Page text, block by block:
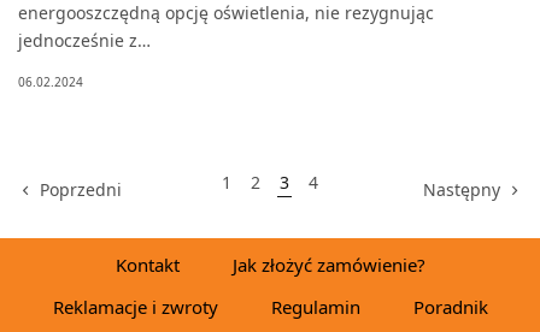
energooszczędną opcję oświetlenia, nie rezygnując
jednocześnie z…
06.02.2024
Poprzedni 1 2 3 4 Następny
Kontakt
Jak złożyć zamówienie?
Reklamacje i zwroty
Regulamin
Poradnik